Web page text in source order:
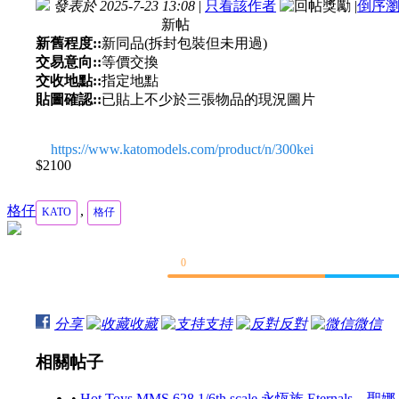
格仔
發表於 2025-7-23 13:08 | 只看該作者 |倒序
新帖
新舊程度::新同品(拆封包裝但未用過)
交易意向::等價交換
交收地點::指定地點
貼圖確認::已貼上不少於三張物品的現況圖片
https://www.katomodels.com/product/n/300kei
$2100
KATO , 格仔
0
分享 收藏 支持 反對 微信
相關帖子